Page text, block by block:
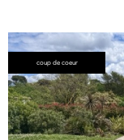
coup de coeur